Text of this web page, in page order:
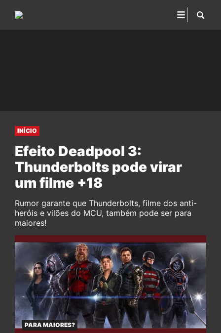
INÍCIO
Efeito Deadpool 3:
Thunderbolts pode virar
um filme +18
Rumor garante que Thunderbolts, filme dos anti-
heróis e vilões do MCU, também pode ser para
maiores!
PARA MAIORES?